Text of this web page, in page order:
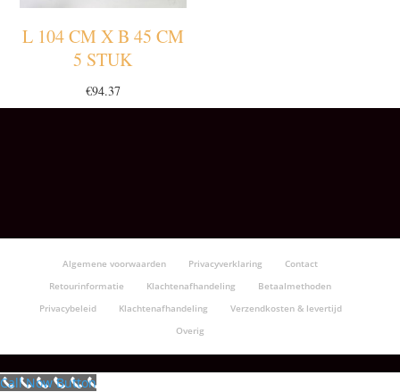
L 104 CM X B 45 CM
5 STUK
€94.37
Algemene voorwaarden Privacyverklaring
Contact
Retourinformatie
Klachtenafhandeling
Betaalmethoden
Privacybeleid
Klachtenafhandeling
Verzendkosten & levertijd
Overig
Call Now Button